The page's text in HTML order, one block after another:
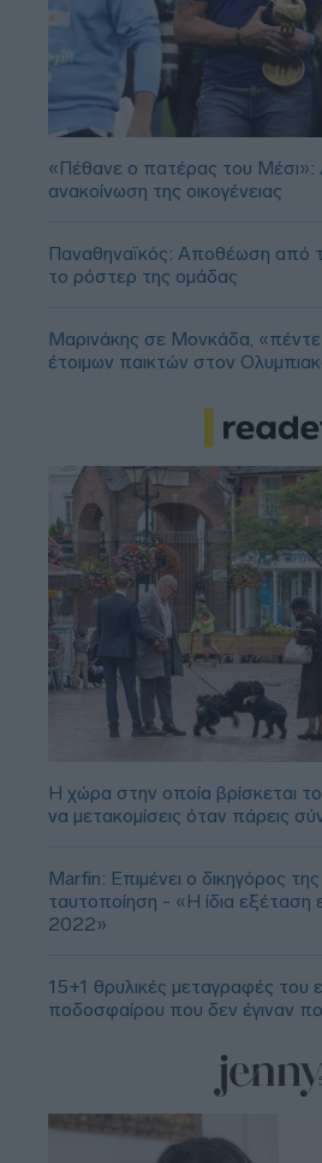
«Πέθανε ο πατέρας του Μέσι»:
ανακοίνωση της οικογένειας
Παναθηναϊκός: Αποθέωση από
το ρόστερ της ομάδας
Μαρινάκης σε Μονκάδα,
έτοιμων παικτών στον
Η χώρα στην οποία βρίσκεται
να μετακομίσεις όταν πάρεις
Marfin: Επιμένει ο δικηγόρος
ταυτοποίηση - «Η ίδια εξέταση
2022»
15+1 θρυλικές μεταγραφές του
ποδοσφαίρου που δεν έγιναν